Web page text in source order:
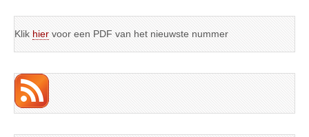
Klik hier voor een PDF van het nieuwste nummer